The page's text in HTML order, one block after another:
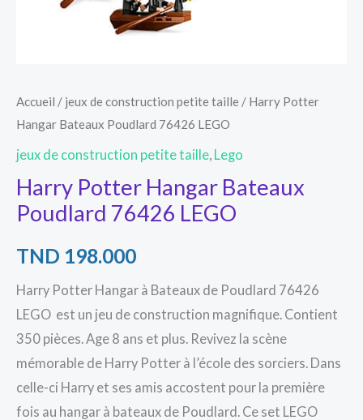
Accueil / jeux de construction petite taille / Harry Potter
Hangar Bateaux Poudlard 76426 LEGO
jeux de construction petite taille Lego
Harry Potter Hangar Bateaux
Poudlard 76426 LEGO
TND 198.000
Harry Potter Hangar à Bateaux de Poudlard 76426
LEGO est un jeu de construction magnifique. Contient
350 pièces. Age 8 ans et plus. Revivez la scène
mémorable de Harry Potter à l’école des sorciers. Dans
celle-ci Harry et ses amis accostent pour la première
fois au hangar à bateaux de Poudlard. Ce set LEGO